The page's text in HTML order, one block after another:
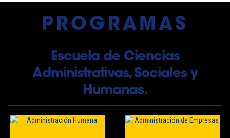
PROGRAMAS
Escuela de Ciencias
Administrativas, Sociales y
Humanas.